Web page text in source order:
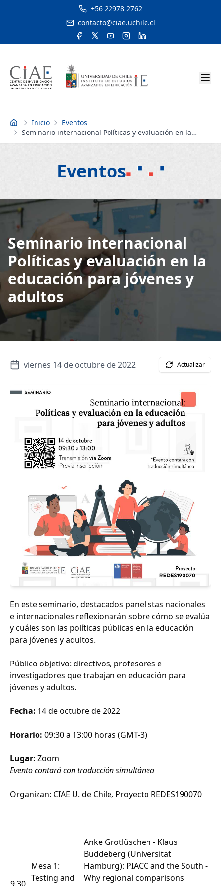
+56 22978 2762
contacto@ciae.uchile.cl
Inicio Inicio
Eventos
Seminario internacional Políticas y evaluación en la
educación para jóvenes y adultos
Eventos
Seminario internacional
Políticas y evaluación en la
educación para jóvenes y
adultos
viernes 14 de octubre de 2022 Actualizar
En este seminario, destacados panelistas nacionales
e internacionales reflexionarán sobre cómo se evalúa
y cuáles son las políticas públicas en la educación
para jóvenes y adultos.
Público objetivo: directivos, profesores e
investigadores que trabajan en educación para
jóvenes y adultos.
Fecha: 14 de octubre de 2022
Horario: 09:30 a 13:00 horas (GMT-3)
Lugar: Zoom
Evento contará con traducción simultánea
Organizan: CIAE U. de Chile, Proyecto REDES190070
9.30
Mesa 1:
Testing and
Anke Grotlüschen - Klaus
Buddeberg (Universitat
Hamburg): PIACC and the South -
Why regional comparisons